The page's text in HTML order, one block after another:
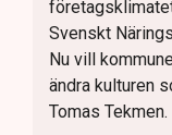
Svenskt
Nu vill
ändra kulturen
Tomas Tekmen.